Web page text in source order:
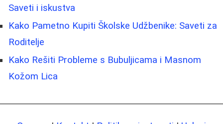
Saveti i iskustva
Kako Pametno Kupiti Školske Udžbenike: Saveti za
Roditelje
Kako Rešiti Probleme s Bubuljicama i Masnom
Kožom Lica